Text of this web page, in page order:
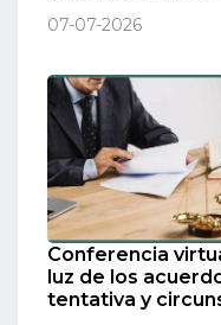
07-07-2026
Conferencia
luz de los
tentativa y